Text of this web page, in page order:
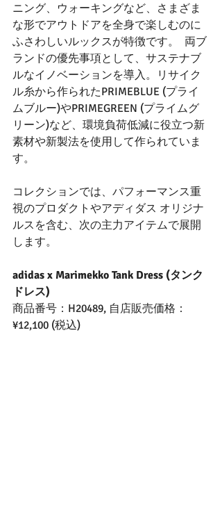
ニング、ウォーキングなど、さまざま
な形でアウトドアを全身で楽しむのに
ふさわしいルックスが特徴です。  両ブ
ランドの優先事項として、サステナブ
ルなイノベーションを導入。リサイク
ル糸から作られたPRIMEBLUE (プライ
ムブルー)やPRIMEGREEN (プライムグ
リーン)など、環境負荷低減に役立つ新
素材や新製法を使用して作られていま
す。
コレクションでは、パフォーマンス重
視のプロダクトやアディダス オリジナ
ルスを含む、次の主力アイテムで展開
します。
adidas x Marimekko Tank Dress (タンク
ドレス)
商品番号：H20489, 自店販売価格：
¥12,100 (税込)